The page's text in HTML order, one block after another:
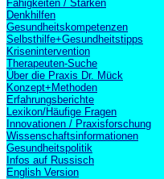
Fähigkeiten / Stärken
Denkhilfen
Gesundheitskompetenzen
Selbsthilfe+Gesundheitstipps
Krisenintervention
Therapeuten-Suche
Über die Praxis Dr. Mück
Konzept+Methoden
Erfahrungsberichte
Lexikon/Häufige Fragen
Innovationen / Praxisforschung
Wissenschaftsinformationen
Gesundheitspolitik
Infos auf Russisch
English Version